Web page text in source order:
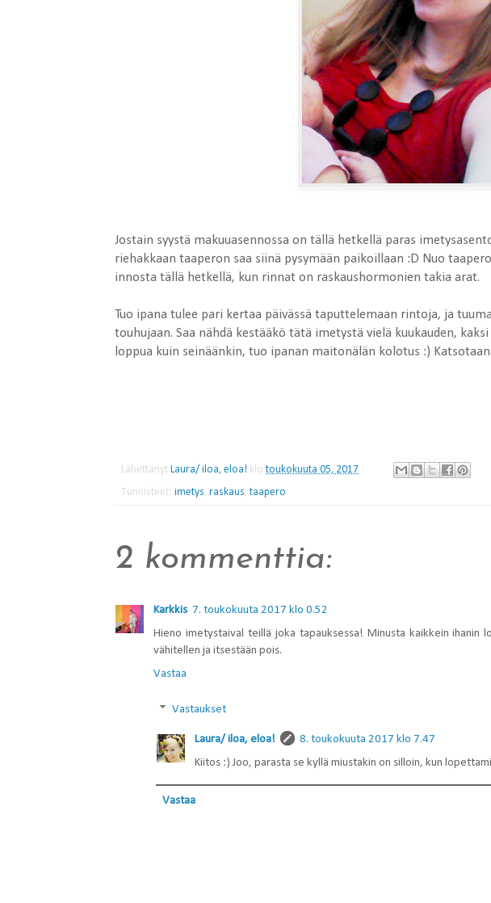
Jostain syystä makuuasennossa on tällä hetkellä paras
riehakkaan taaperon saa siinä pysymään paikoillaan :D Nuo
innosta tällä hetkellä, kun rinnat on raskaushormonien takia arat.
Tuo ipana tulee pari kertaa päivässä taputtelemaan rintoja, ja
touhujaan. Saa nähdä kestääkö tätä imetystä vielä kuukauden,
loppua kuin seinäänkin, tuo ipanan maitonälän kolotus :)
Lähettänyt Laura/ iloa, eloa! klotoukokuuta 05, 2017
Tunnisteet: imetys raskaus ,taapero
2 kommenttia:
Karkkis 7. toukokuuta 2017 klo 0.52
Hieno imetystaival teillä joka tapauksessa! Minusta kaikkein ihanin
vähitellen ja itsestään pois.
Vastaa
Vastaukset
Laura/ iloa, eloa!
8. toukokuuta 2017 klo 7.47
Kiitos :) Joo, parasta se kyllä miustakin on silloin, kun
Vastaa